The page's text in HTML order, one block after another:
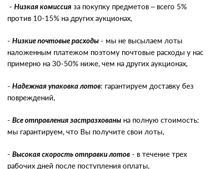
- Низкая комиссия за покупку предметов – всего 5%
против 10-15% на других аукционах,
- Низкие почтовые расходы - мы не высылаем лоты
наложенным платежом поэтому почтовые расходы у нас
примерно на 30-50% ниже, чем на других аукционах,
- Надежная упаковка лотов: гарантируем доставку без
повреждений,
- Все отправления застразхованы на полную стоимость:
мы гарантируем, что Вы получите свои лоты,
- Высокая скорость отправки лотов - в течение трех
рабочих дней после поступления оплаты,